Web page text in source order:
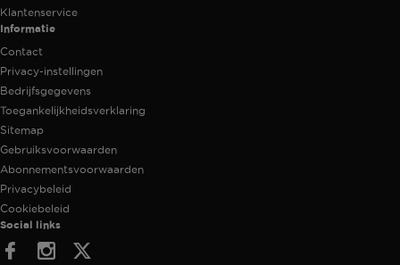
Klantenservice
Informatie
Contact
Privacy-instellingen
Bedrijfsgegevens
Toegankelijkheidsverklaring
Sitemap
Gebruiksvoorwaarden
Abonnementsvoorwaarden
Privacybeleid
Cookiebeleid
Social links
FacebookInstagram